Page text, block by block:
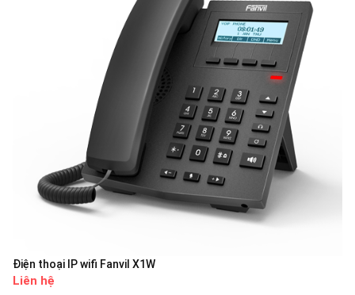
Điện thoại IP wifi Fanvil X1W
Liên hệ